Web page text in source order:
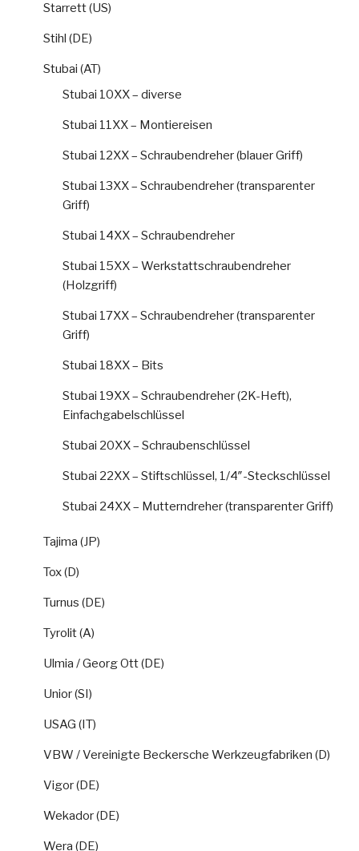
Starrett (US)
Stihl (DE)
Stubai (AT)
Stubai 10XX – diverse
Stubai 11XX – Montiereisen
Stubai 12XX – Schraubendreher (blauer Griff)
Stubai 13XX – Schraubendreher (transparenter
Griff)
Stubai 14XX – Schraubendreher
Stubai 15XX – Werkstattschraubendreher
(Holzgriff)
Stubai 17XX – Schraubendreher (transparenter
Griff)
Stubai 18XX – Bits
Stubai 19XX – Schraubendreher (2K-Heft),
Einfachgabelschlüssel
Stubai 20XX – Schraubenschlüssel
Stubai 22XX – Stiftschlüssel, 1/4″-Steckschlüssel
Stubai 24XX – Mutterndreher (transparenter Griff)
Tajima (JP)
Tox (D)
Turnus (DE)
Tyrolit (A)
Ulmia / Georg Ott (DE)
Unior (SI)
USAG (IT)
VBW / Vereinigte Beckersche Werkzeugfabriken (D)
Vigor (DE)
Wekador (DE)
Wera (DE)